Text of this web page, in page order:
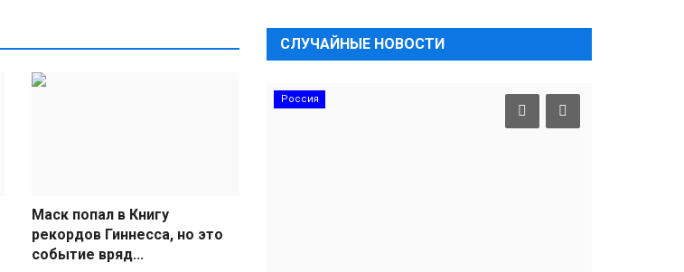
Маск попал в Книгу
рекордов Гиннесса, но это
событие вряд...
СЛУЧАЙНЫЕ НОВОСТИ
Россия